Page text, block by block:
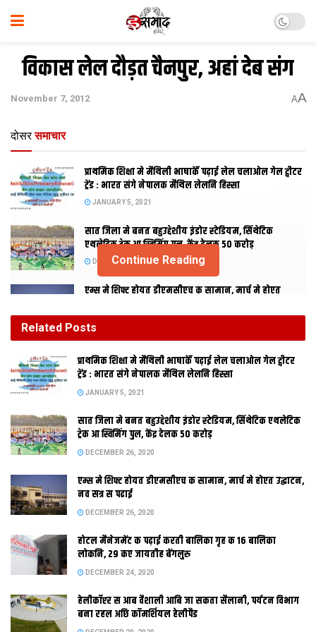
विकास लेल दौड़त चैनपुर, अहां देब संग
November 7, 2012 AA
दोसर समाचार
प्राथमिक शि‍क्षा मे मैथि‍ली भाषाकेँ पढ़ाई लेल चलाओल गेल ट्वीटर
ट्रेंड : भारत संगे नेपालक मैथिल लेलनि हिस्सा
JANUARY 5, 2021
सात जिला मे बनत बहुउद्देशीय इंडोर स्‍टेडि‍यम, सिंथेटिक
एथलेटिक ट्रेक आ स्विमिंग पुल, केंद्र देलक 50 करोड़
DECEMBER 26, 2020
एम्स मे शिफ्ट होयत डीएमसीएच क सामान, मार्च मे होएत
लोकनि, 29 कए जायतीह बेंगलुरु
सहरसा। सुतल आ सुस्त मैथिल समाज कए जगेबा लेल सहरसा क चैनपुर
गाम दौडत। गाम क उन्नति, समृद्धि आ विकास लेल 13 नवंबर कए चैनपुर
दौडत। संभवतः अपना आप मे इ पहिल आयोजन जे गाम मे गामक विकास लेल
भ रहल अछि। देखाउंस त मिथिलाक समाज करैत आयल अछि, मुदा एहन
Continue Reading
Related Posts
प्राथमिक शि‍क्षा मे मैथि‍ली भाषाकेँ पढ़ाई लेल चलाओल गेल ट्वीटर
ट्रेंड : भारत संगे नेपालक मैथिल लेलनि हिस्सा
JANUARY 5, 2021
सात जिला मे बनत बहुउद्देशीय इंडोर स्‍टेडि‍यम, सिंथेटिक एथलेटिक
ट्रेक आ स्विमिंग पुल, केंद्र देलक 50 करोड़
DECEMBER 26, 2020
एम्स मे शिफ्ट होयत डीएमसीएच क सामान, मार्च मे होएत उद्घाटन,
नव सत्र स पढाई
DECEMBER 26, 2020
होटल मैनेजमेंट क पढ़ाई करती बालिका गृह क 16 बालिका
लोकनि, 29 कए जायतीह बेंगलुरु
DECEMBER 24, 2020
हेलीकॉप्टर स आब वैशाली आबि जा सकता सैलानी, पर्यटन विभाग
बना रहल अछि कॉमर्शियल हेलीपैड